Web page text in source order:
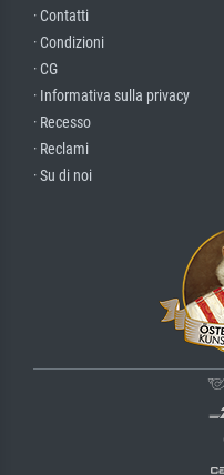
· Contatti
· Condizioni
· CG
· Informativa sulla privacy
· Recesso
· Reclami
· Su di noi